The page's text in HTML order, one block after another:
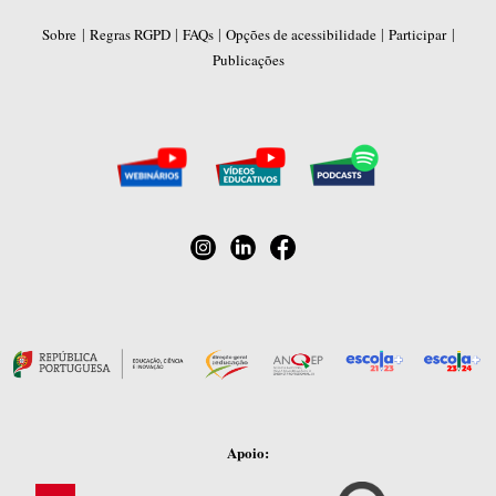
Sobre | Regras RGPD| FAQs| Opções de acessibilidade| Participar|
Publicações
Apoio: